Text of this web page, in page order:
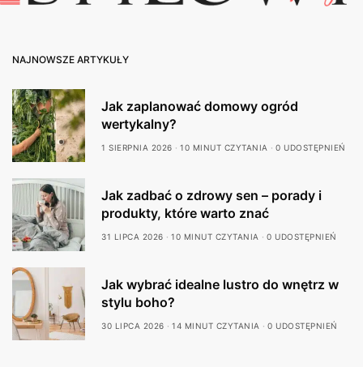
NAJNOWSZE ARTYKUŁY
Jak zaplanować domowy ogród
wertykalny?
1 SIERPNIA 2026 10 MINUT CZYTANIA 0 UDOSTĘPNIEŃ
Jak zadbać o zdrowy sen – porady i
produkty, które warto znać
31 LIPCA 2026 10 MINUT CZYTANIA 0 UDOSTĘPNIEŃ
Jak wybrać idealne lustro do wnętrz w
stylu boho?
30 LIPCA 2026 14 MINUT CZYTANIA 0 UDOSTĘPNIEŃ